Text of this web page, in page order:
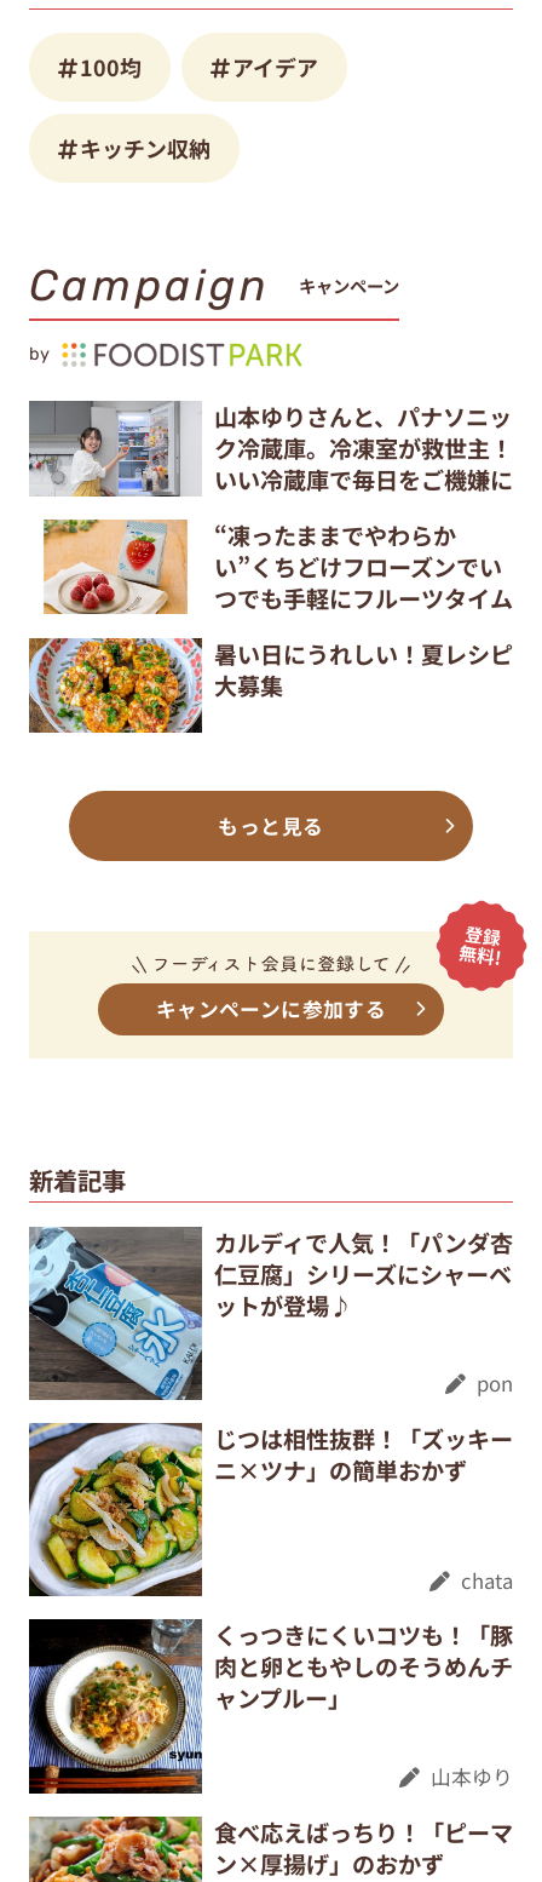
100均 アイデア
キッチン収納
Campaign キャンペーン
by
山本ゆりさんと、パナソニッ
ク冷蔵庫。冷凍室が救世主！
いい冷蔵庫で毎日をご機嫌に
“凍ったままでやわらか
い”くちどけフローズンでい
つでも手軽にフルーツタイム
暑い日にうれしい！夏レシピ
大募集
もっと見る
キャンペーンに参加する
新着記事
カルディで人気！「パンダ杏
仁豆腐」シリーズにシャーベ
ットが登場♪
pon
じつは相性抜群！「ズッキー
ニ×ツナ」の簡単おかず
chata
くっつきにくいコツも！「豚
肉と卵ともやしのそうめんチ
ャンプルー」
山本ゆり
食べ応えばっちり！「ピーマ
ン×厚揚げ」のおかず